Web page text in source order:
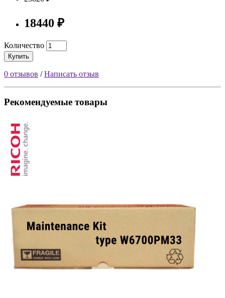
18440 ₽
Количество
Купить
0 отзывов /Написать отзыв
Рекомендуемые товары